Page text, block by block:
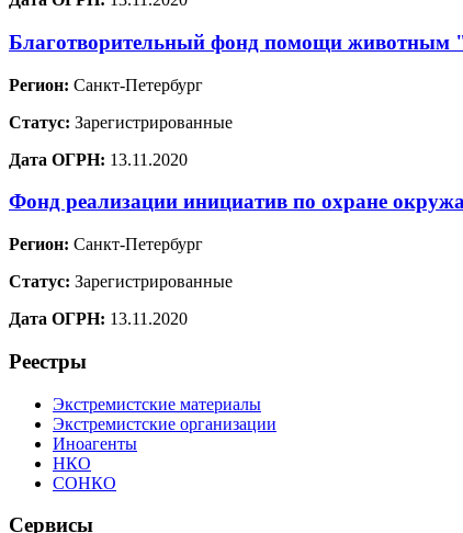
Благотворительный фонд помощи
Регион: Санкт-Петербург
Статус: Зарегистрированные
Дата ОГРН: 13.11.2020
Фонд реализации инициатив по охране
Регион: Санкт-Петербург
Статус: Зарегистрированные
Дата ОГРН: 13.11.2020
Реестры
Экстремистские материалы
Экстремистские организации
Иноагенты
НКО
СОНКО
Сервисы